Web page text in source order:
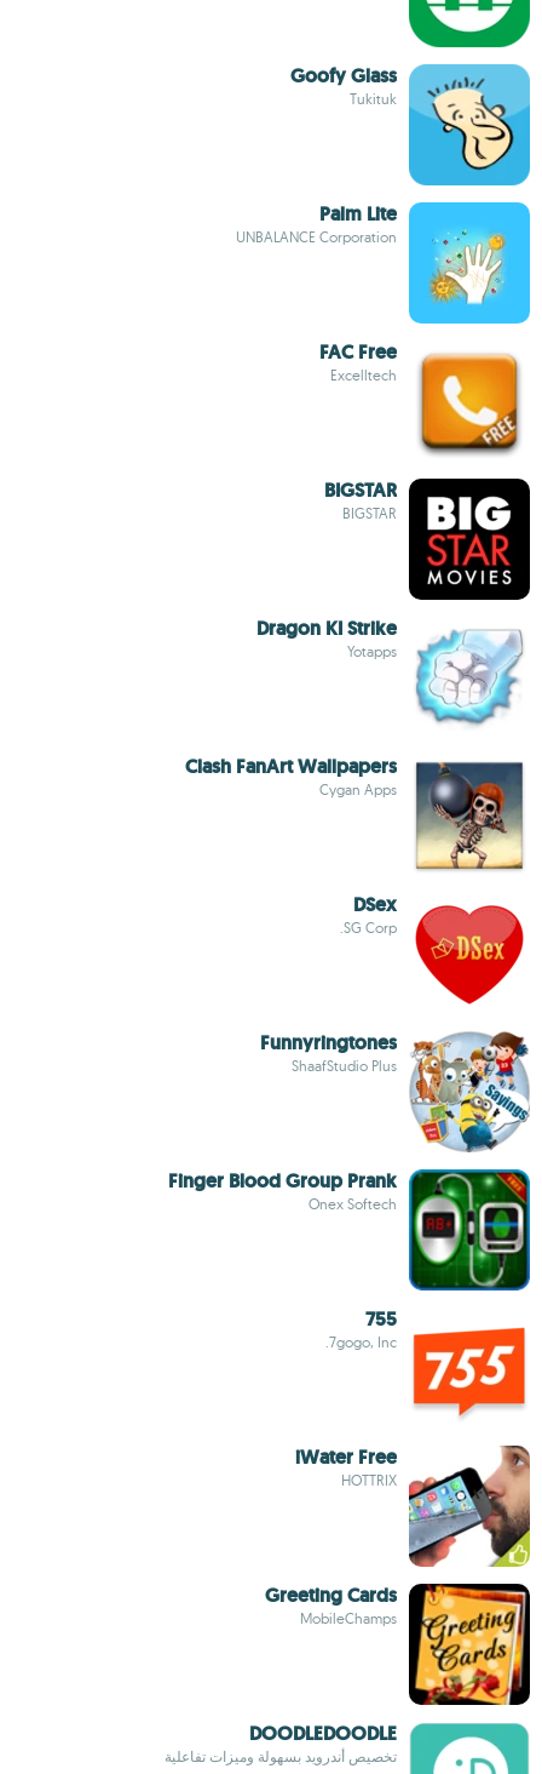
Goofy Glass
Tukituk
Palm Lite
UNBALANCE Corporation
FAC Free
Excelltech
BIGSTAR
BIGSTAR
Dragon KI Strike
Yotapps
Clash FanArt Wallpapers
Cygan Apps
DSex
SG Corp.
Funnyringtones
ShaafStudio Plus
Finger Blood Group Prank
Onex Softech
755
7gogo, Inc.
iWater Free
HOTTRIX
Greeting Cards
MobileChamps
DOODLEDOODLE
تخصيص أندرويد بسهولة وميزات تفاعلية